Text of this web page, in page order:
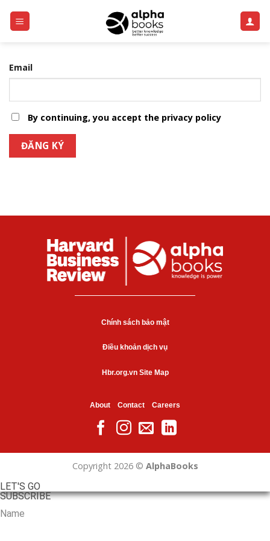
Email
By continuing, you accept the privacy policy
Chính sách bảo mật
Điều khoản dịch vụ
Hbr.org.vn Site Map
About Contact Careers
Copyright 2026 © AlphaBooks
LET'S GO
SUBSCRIBE